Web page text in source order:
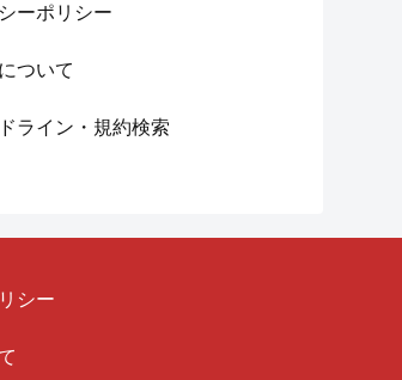
ーポリシー
ついて
ライン・規約検索
シー